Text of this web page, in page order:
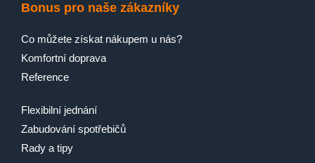
Bonus pro naše zákazníky
Co můžete získat nákupem u nás?
Komfortní doprava
Reference
Flexibilní jednání
Zabudování spotřebičů
Rady a tipy